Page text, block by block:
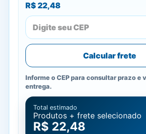
R$ 22,48
Calcular frete
Informe o CEP para consultar prazo e
entrega.
Total estimado
Produtos + frete selecionado
R$ 22,48